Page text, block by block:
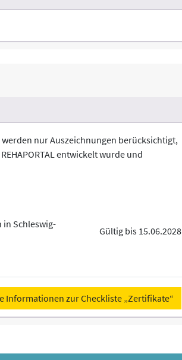
nur Auszeichnungen berücksichtigt,
entwickelt wurde und
Schleswig-
Gültig bis 15.06.2028
Informationen zur Checkliste „Zertifikate“